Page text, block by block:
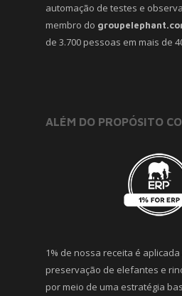
automação de testes e
membro do
de 3.700 pessoas em mais de
ALÉM DO PROPÓSITO
1% de nossa receita é
preservação de elefantes e
por meio de uma estratégia